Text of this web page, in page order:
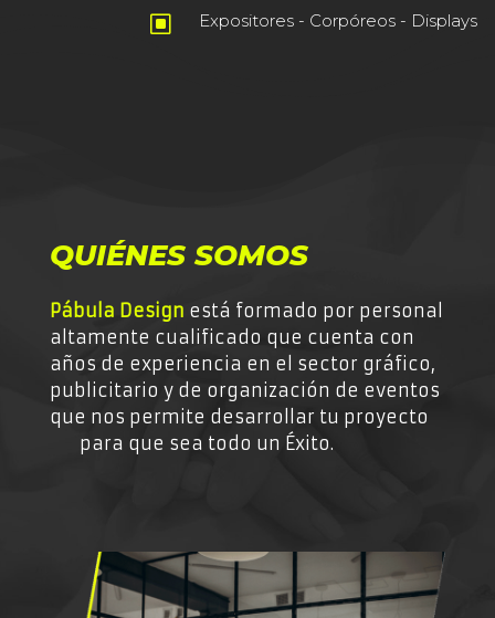
W Expositores - Corpóreos - Displays
QUIÉNES SOMOS
Pábula Design está formado por personal
altamente cualificado que cuenta con
años de experiencia en el sector gráfico,
publicitario y de organización de eventos
que nos permite desarrollar tu proyecto
para que sea todo un Éxito.